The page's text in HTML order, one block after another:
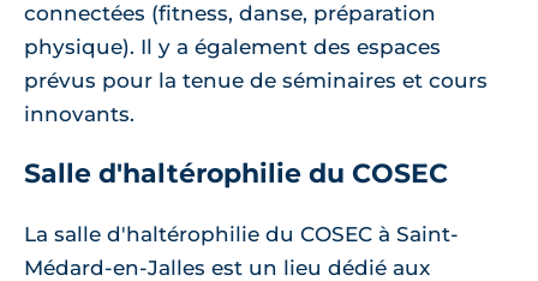
connectées (fitness, danse, préparation
physique). Il y a également des espaces
prévus pour la tenue de séminaires et cours
innovants.
Salle d'haltérophilie du COSEC
La salle d'haltérophilie du COSEC à Saint-
Médard-en-Jalles est un lieu dédié aux